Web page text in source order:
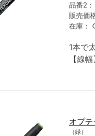
品番2：
販売価
在庫：
1本で
【線
オプ
（緑）